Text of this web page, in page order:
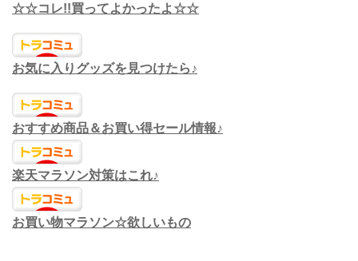
☆☆コレ!!買ってよかったよ☆☆
お気に入りグッズを見つけたら♪
おすすめ商品＆お買い得セール情報♪
楽天マラソン対策はこれ♪
お買い物マラソン☆欲しいもの